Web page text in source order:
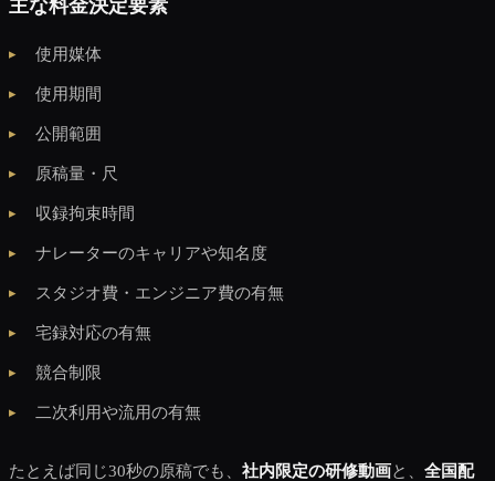
主な料金決定要素
使用媒体
使用期間
公開範囲
原稿量・尺
収録拘束時間
ナレーターのキャリアや知名度
スタジオ費・エンジニア費の有無
宅録対応の有無
競合制限
二次利用や流用の有無
たとえば同じ30秒の原稿でも、 社内限定の研修動画と、 全国配